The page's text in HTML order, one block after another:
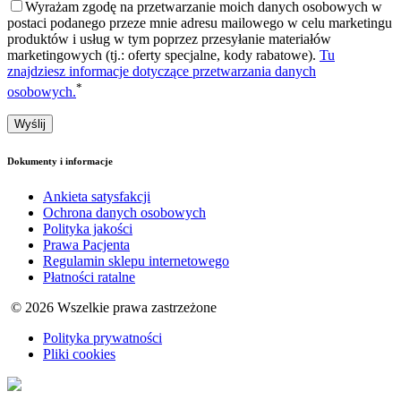
Wyrażam zgodę na przetwarzanie moich danych osobowych w
postaci podanego przeze mnie adresu mailowego w celu marketingu
produktów i usług w tym poprzez przesyłanie materiałów
marketingowych (tj.: oferty specjalne, kody rabatowe). Tu
znajdziesz informacje dotyczące przetwarzania danych
osobowych.*
Dokumenty i informacje
Ankieta satysfakcji
Ochrona danych osobowych
Polityka jakości
Prawa Pacjenta
Regulamin sklepu internetowego
Płatności ratalne
© 2026 Wszelkie prawa zastrzeżone
Polityka prywatności
Pliki cookies